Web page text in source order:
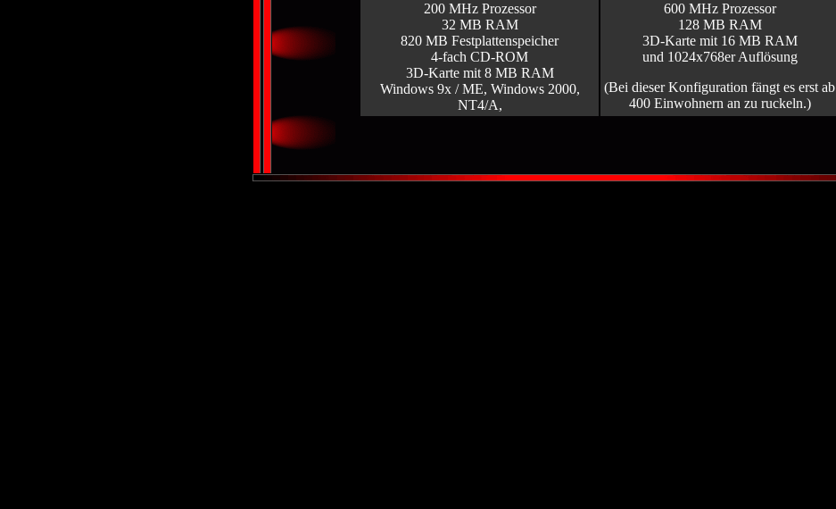
200 MHz Prozessor
32 MB RAM
820 MB Festplattenspeicher
4-fach CD-ROM
3D-Karte mit 8 MB RAM
Windows 9x / ME, Windows 2000,
NT4/A,
600 MHz Prozessor
128 MB RAM
3D-Karte mit 16 MB RAM
und 1024x768er Auflösung
(Bei dieser Konfiguration fängt es erst ab
400 Einwohnern an zu ruckeln.)